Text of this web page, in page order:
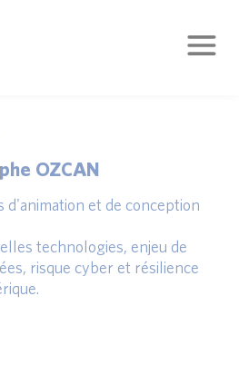
OZCAN
d'animation et de conception
technologies, enjeu de
risque cyber et résilience